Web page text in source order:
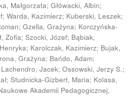
Małgorzata; Główacki, Albin;
; Warda, Kazimierz; Kuberski, Leszek;
; Gzella, Grażyna; Korczyńska-
Zofia; Szocki, Józef; Bąbiak,
; Karolczak, Kazimierz; Bujak,
Grażyna; Bańdo, Adam;
Lachendro, Jacek; Ossowski, Jerzy S.;
; Studnicka-Gizbert, Maria; Kolasa,
Akademii Pedagogicznej,